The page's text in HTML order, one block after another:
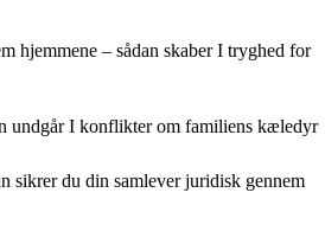
hjemmene – sådan skaber I tryghed for
undgår I konflikter om familiens kæledyr
sikrer du din samlever juridisk gennem